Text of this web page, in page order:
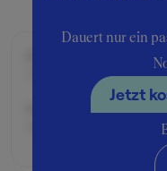
Dauert nur ein
Jetzt